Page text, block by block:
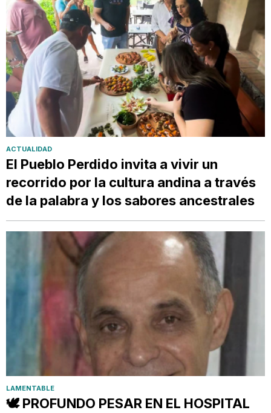
ACTUALIDAD
El Pueblo Perdido invita a vivir un
recorrido por la cultura andina a través
de la palabra y los sabores ancestrales
LAMENTABLE
🕊️ PROFUNDO PESAR EN EL HOSPITAL